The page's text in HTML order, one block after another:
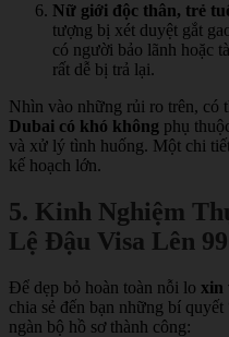
Nữ giới độc thân, trẻ
tượng bị xét duyệt gắt
có người bảo lãnh hoặc
rất dễ bị trả lại.
Nhìn vào những rủi ro trên, có
Dubai có khó không phụ
và xử lý tình huống. Một chi
kế hoạch lớn.
5. Kinh Nghiệm
Lệ Đậu Visa Lên
Để dẹp bỏ hoàn toàn nỗi lo xin
chia sẻ đến bạn những bí
ngàn bộ hồ sơ thành công: